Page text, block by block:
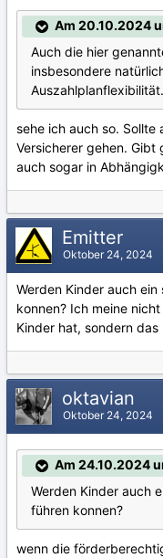
Am 20.10.2024
Auch die hier
insbesondere
Auszahlplanflexibilität.
sehe ich auch so. Sollte
Versicherer gehen. Gibt
auch sogar in
Emitter
Oktober 24, 2024
Werden Kinder auch
konnen? Ich meine
Kinder hat, sondern das
oktavian
Oktober 24, 2024
Am 24.10.2024
Werden Kinder auch
führen konnen?
wenn die